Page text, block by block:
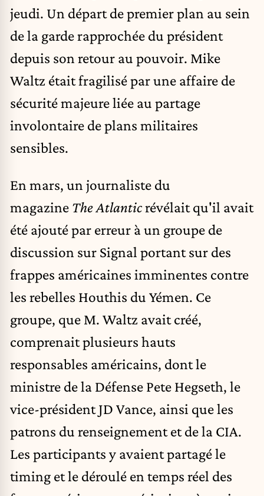
jeudi. Un départ de premier plan au sein
de la garde rapprochée du président
depuis son retour au pouvoir. Mike
Waltz était fragilisé par une affaire de
sécurité majeure liée au partage
involontaire de plans militaires
sensibles.
En mars, un journaliste du
magazine The Atlanticrévélait qu'il avait
été ajouté par erreur à un groupe de
discussion sur Signal portant sur des
frappes américaines imminentes contre
les rebelles Houthis du Yémen. Ce
groupe, que M. Waltz avait créé,
comprenait plusieurs hauts
responsables américains, dont le
ministre de la Défense Pete Hegseth, le
vice-président JD Vance, ainsi que les
patrons du renseignement et de la CIA.
Les participants y avaient partagé le
timing et le déroulé en temps réel des